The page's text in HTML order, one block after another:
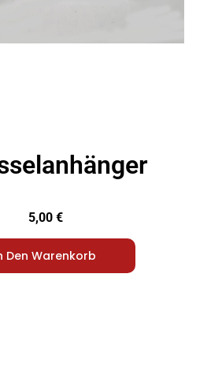
5,00 €
Den Warenkorb